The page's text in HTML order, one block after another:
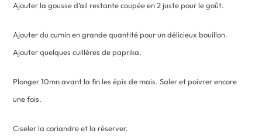
Ajouter la gousse d’ail restante coupée en 2 juste pour le goût.
Ajouter du cumin en grande quantité pour un délicieux bouillon.
Ajouter quelques cuillères de paprika.
Plonger 10mn avant la fin les épis de mais. Saler et poivrer encore
une fois.
Ciseler la coriandre et la réserver.